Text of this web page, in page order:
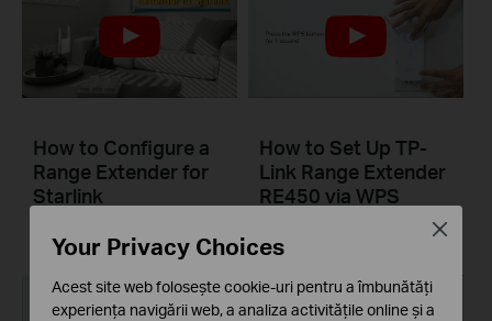
How to Configure a
Range Extender for
Starlink
How to Set Up TP-
Link Range Extender
RE450 via WPS
Your Privacy Choices
Acest site web folosește cookie-uri pentru a îmbunătăți
experiența navigării web, a analiza activitățile online și a
Close